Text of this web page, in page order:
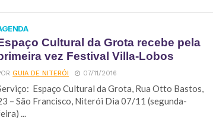
Cultural da Grota recebe pela
vez Festival Villa-Lobos
GUIA DE NITERÓI 07/11/2016
Espaço Cultural da Grota, Rua Otto Bastos,
– São Francisco, Niterói Dia 07/11 (segunda-
...